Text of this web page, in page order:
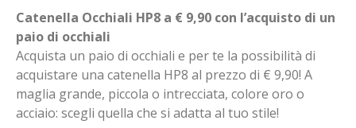
Catenella Occhiali HP8 a € 9,90 con l’acquisto di un
paio di occhiali
Acquista un paio di occhiali e per te la possibilità di
acquistare una catenella HP8 al prezzo di € 9,90! A
maglia grande, piccola o intrecciata, colore oro o
acciaio: scegli quella che si adatta al tuo stile!